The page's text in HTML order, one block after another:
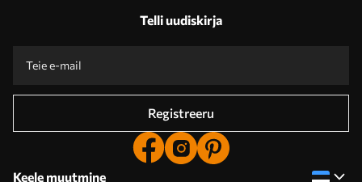
Telli uudiskirja
Registreeru
Keele muutmine